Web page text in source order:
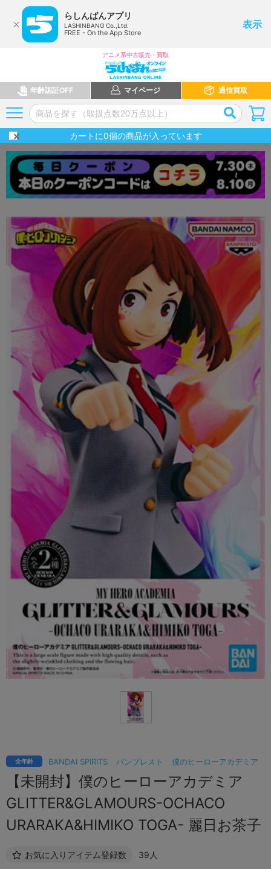
らしんばんアプリ
LASHINBANG Co.,Ltd.
FREE - On the App Store
表示
アニメ系中古販売・買取
年齢認証OFF マイページ 通信買取
カートに0個の商品が入っています
BANDAI SPIRITS バンプレスト 僕のヒーローアカデミア
全年齢
【未開封】僕のヒーローアカデミア
GLITTER&GLAMOURS-OCHACO
URARAKA&HIMIKO TOGA- 麗日お茶子
お気に入りアイテム登録数 39人